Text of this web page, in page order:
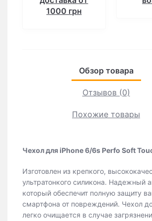
1000 грн
Обзор товара
Отзывов (0)
Похожие товары
Чехол для iPhone 6/6s Perfo Soft
Изготовлен из крепкого,
ультратонкого силикона. Надежный
который обеспечит полную защиту
смартфона от повреждений. Чехол
легко очищается в случае